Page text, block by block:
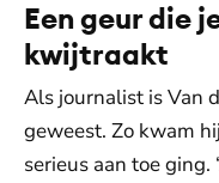
Een geur die
kwijtraakt
Als journalist is Van
geweest. Zo kwam
serieus aan toe ging.